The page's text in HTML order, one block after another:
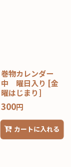
巻物カレンダー
中 曜日入り [金
曜はじまり]
300円
カートに入れる